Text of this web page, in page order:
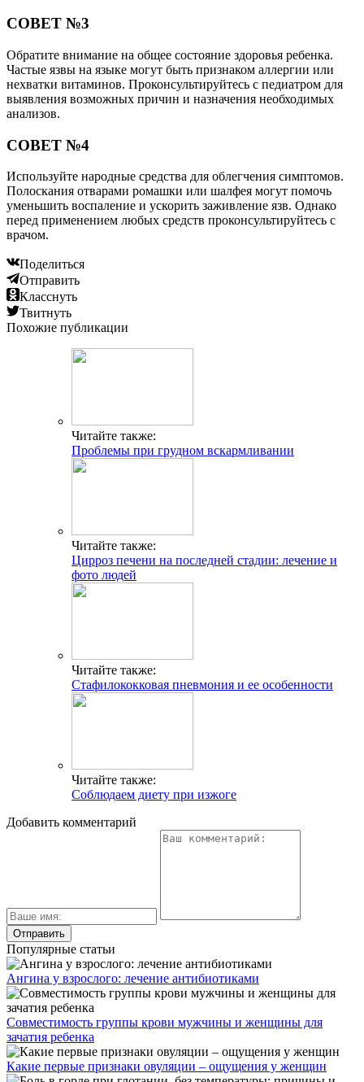
СОВЕТ №3
Обратите внимание на общее состояние здоровья ребенка.
Частые язвы на языке могут быть признаком аллергии или
нехватки витаминов. Проконсультируйтесь с педиатром для
выявления возможных причин и назначения необходимых
анализов.
СОВЕТ №4
Используйте народные средства для облегчения симптомов.
Полоскания отварами ромашки или шалфея могут помочь
уменьшить воспаление и ускорить заживление язв. Однако
перед применением любых средств проконсультируйтесь с
врачом.
Поделиться
Отправить
Класснуть
Твитнуть
Похожие публикации
Читайте также:
Проблемы при грудном вскармливании
Читайте также:
Цирроз печени на последней стадии: лечение и
фото людей
Читайте также:
Стафилококковая пневмония и ее особенности
Читайте также:
Соблюдаем диету при изжоге
Добавить комментарий
Популярные статьи
Ангина у взрослого: лечение антибиотиками
Совместимость группы крови мужчины и женщины для
зачатия ребенка
Какие первые признаки овуляции – ощущения у женщин